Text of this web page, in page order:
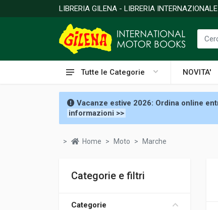
LIBRERIA GILENA - LIBRERIA
Tutte le Categorie NOVITA'
Vacanze estive 2026: Ordina online
informazioni >>
Home Moto Marche
Categorie e filtri
Categorie